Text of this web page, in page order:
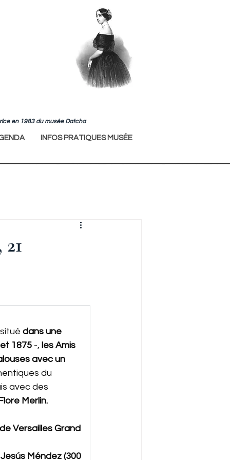
en 1983 du musée Datcha
INFOS PRATIQUES MUSÉE
dans une
1875 -, les Amis
avec un
du
avec des
Merlin.
Versailles Grand
Méndez (300